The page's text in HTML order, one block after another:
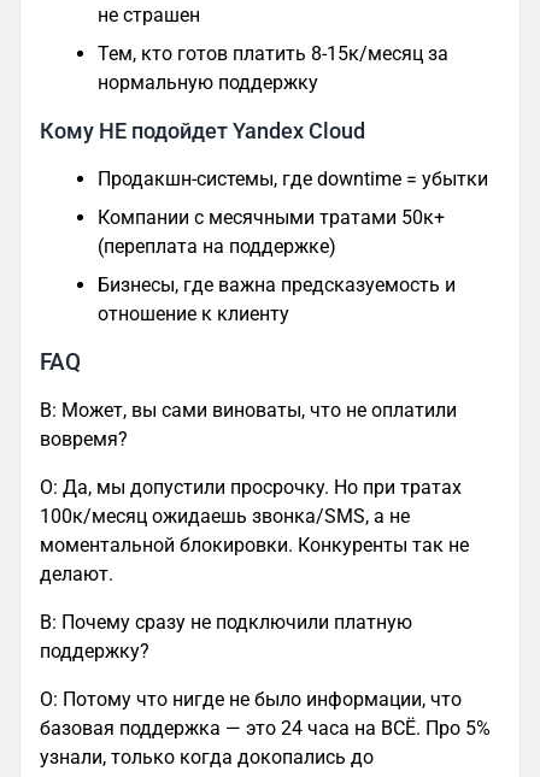
не страшен
Тем, кто готов платить 8-15к/месяц за
нормальную поддержку
Кому НЕ подойдет Yandex Cloud
Продакшн-системы, где downtime = убытки
Компании с месячными тратами 50к+
(переплата на поддержке)
Бизнесы, где важна предсказуемость и
отношение к клиенту
FAQ
В: Может, вы сами виноваты, что не оплатили
вовремя?
О: Да, мы допустили просрочку. Но при тратах
100к/месяц ожидаешь звонка/SMS, а не
моментальной блокировки. Конкуренты так не
делают.
В: Почему сразу не подключили платную
поддержку?
О: Потому что нигде не было информации, что
базовая поддержка — это 24 часа на ВСЁ. Про 5%
узнали, только когда докопались до